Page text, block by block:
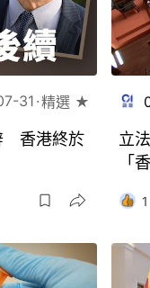
31 精選 ★
香港終於
立
「
1